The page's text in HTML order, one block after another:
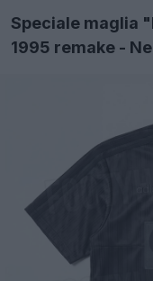
Speciale maglia
1995 remake -